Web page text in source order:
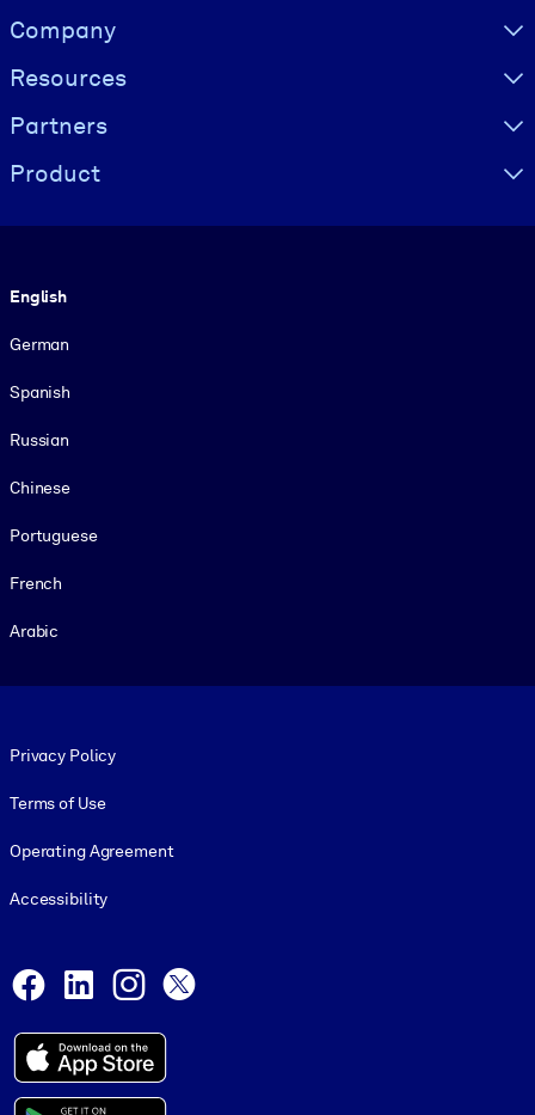
Visually hidden Text
Company
Resources
Partners
Product
English
German
Spanish
Russian
Chinese
Portuguese
French
Arabic
Privacy Policy
Terms of Use
Operating Agreement
Accessibility
Facebook
LinkedInInstagram